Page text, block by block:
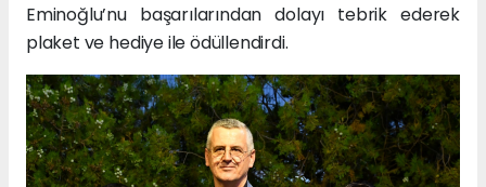
Eminoğlu’nu başarılarından dolayı tebrik ederek
plaket ve hediye ile ödüllendirdi.